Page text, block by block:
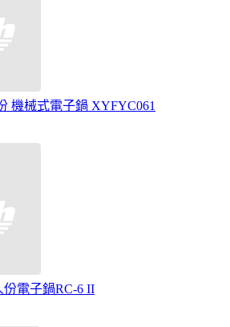
機械式電子鍋 XYFYC061
份電子鍋RC-6 II